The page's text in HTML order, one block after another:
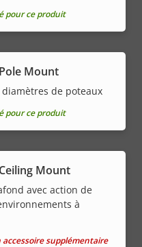
pour ce produit
Mount
de poteaux
pour ce produit
Mount
avec action de
à
accessoire supplémentaire